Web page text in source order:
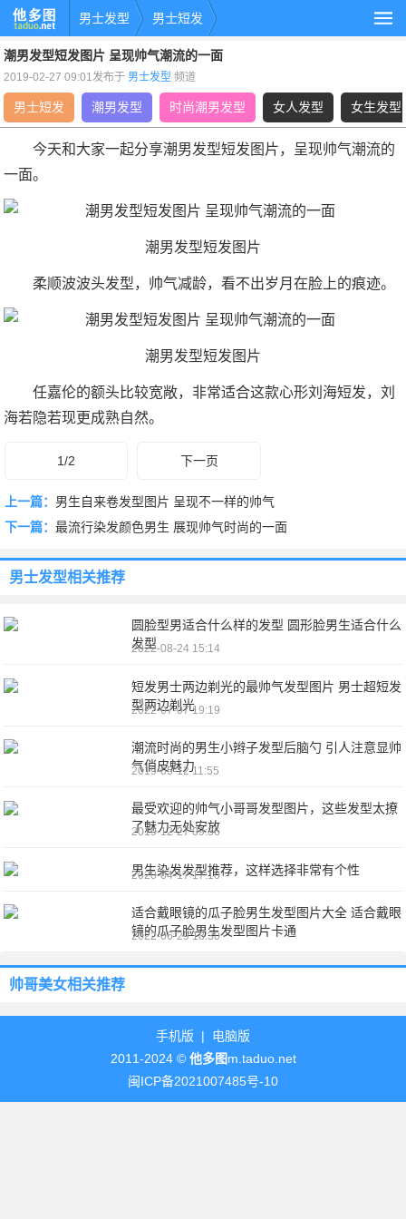
男士发型 男士短发
潮男发型短发图片 呈现帅气潮流的一面
2019-02-27 09:01发布于男士发型 频道
男士短发 潮男发型 时尚潮男发型 女人发型 女生发型
今天和大家一起分享潮男发型短发图片，呈现帅气潮流的
一面。
潮男发型短发图片
柔顺波波头发型，帅气减龄，看不出岁月在脸上的痕迹。
潮男发型短发图片
任嘉伦的额头比较宽敞，非常适合这款心形刘海短发，刘
海若隐若现更成熟自然。
1/2 下一页
上一篇： 男生自来卷发型图片 呈现不一样的帅气
下一篇： 最流行染发颜色男生 展现帅气时尚的一面
男士发型相关推荐
圆脸型男适合什么样的发型 圆形脸男生适合什么
发型
2022-08-24 15:14
短发男士两边剃光的最帅气发型图片 男士超短发
型两边剃光
2022-07-07 19:19
潮流时尚的男生小辫子发型后脑勺 引人注意显帅
气俏皮魅力
2019-05-12 11:55
最受欢迎的帅气小哥哥发型图片，这些发型太撩
了魅力无处安放
2019-12-27 09:36
男生染发发型推荐，这样选择非常有个性
2020-04-17 17:10
适合戴眼镜的瓜子脸男生发型图片大全 适合戴眼
镜的瓜子脸男生发型图片卡通
2022-06-29 18:30
帅哥美女相关推荐
手机版 | 电脑版
2011-2024 © 他多图m.taduo.net
闽ICP备2021007485号-10